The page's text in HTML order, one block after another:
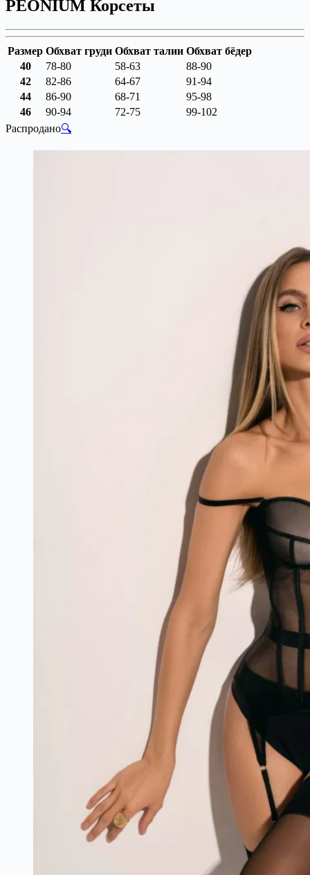
PEONIUM Корсеты
Размер Обхват груди Обхват талии Обхват бёдер
40
78-80 58-63
88-90
42
82-86 64-67
91-94
44
86-90 68-71
95-98
46
90-94 72-75
99-102
Распродано🔍